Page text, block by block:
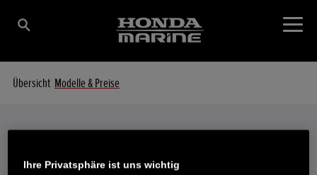
Übersicht Modelle & Preise
Modelle & Preise
Ihre Privatsphäre ist uns wichtig